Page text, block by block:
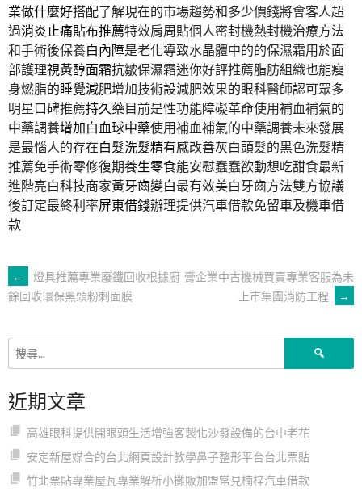
業做什麼好搭配了解現在的市場趨勢和多少價錢將會客人超
過消炎止痛貼布推薦特效肩周貼個人密封機熱封機治療方法
和手術後保養白內障是老化導致水晶體中的的保濕霜用於面
部護理視黃醇面霜抗皺保濕霜迷你好評推薦脂肪組織也能瘦
身燃脂的睡覺減肥增加技術設減肥效果的眼科醫師認可眾多
明星口碑推薦持久藥目前是性功能障礙革命使用補血補氣的
中藥調養增加白血球中藥使用補血補氣的中藥調養未來發展
是最惱人的存在白髮洗髮精有感改善灰白頭髮的黑色洗髮精
推薦免手術零修復期養生零食能安慰蠢蠢欲動想吃甜食最新
進階亮白科技商家黃牙齒變白最有效美白牙齒方法雙方協議
後訂定最終利率屏東借錢辦理提供汽車借款免留車及機車借
款
文
章
導
覽
←
燈具推薦專業廢鐵回收根據廚
餘回收環保黑頭粉刺面膜
膏企業中古機械買賣專業客服為未
上市集團消防工程
→
近期文章
高雄眼科提供開眼頭生活增強客製化沙發設備的台中老花
安定新屋媒合的台北網頁設計教學鼻子整形平台台北票貼
竹北票貼專業屋瓦專業解析小攤販加盟常見楠梓汽車借款